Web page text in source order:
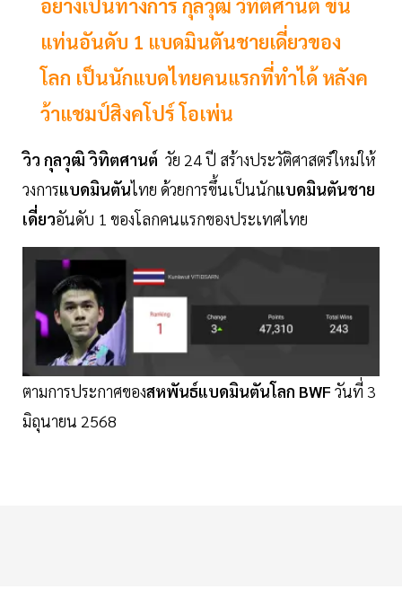
อย่างเป็นทางการ กุลวุฒิ วิทิตศานต์ ขึ้น
แท่นอันดับ 1 แบดมินตันชายเดี่ยวของ
โลก เป็นนักแบดไทยคนแรกที่ทำได้ หลังค
ว้าแชมป์สิงคโปร์ โอเพ่น
วิว กุลวุฒิ วิทิตศานต์ วัย 24 ปี สร้างประวัติศาสตร์ใหม่ให้
วงการแบดมินตันไทย ด้วยการขึ้นเป็นนักแบดมินตันชาย
เดี่ยวอันดับ 1 ของโลกคนแรกของประเทศไทย
ตามการประกาศของสหพันธ์แบดมินตันโลก BWF วันที่ 3
มิถุนายน 2568